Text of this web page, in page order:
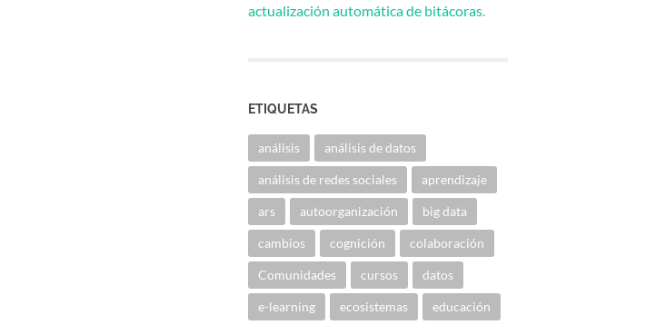
actualización automática de bitácoras.
ETIQUETAS
análisis análisis de datos
análisis de redes sociales aprendizaje
ars autoorganización big data
cambios cognición colaboración
Comunidades cursos datos
e-learning ecosistemas educación